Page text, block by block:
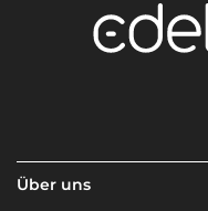
Über uns